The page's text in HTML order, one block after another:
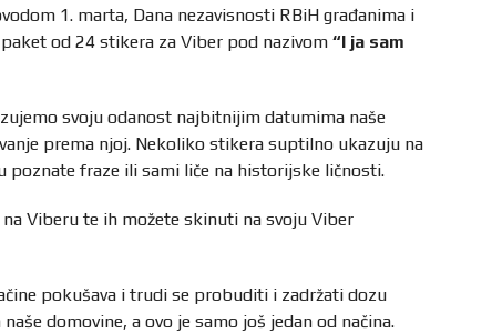
1. marta, Dana nezavisnosti RBiH građanima i
od 24 stikera za Viber pod nazivom “I ja sam
svoju odanost najbitnijim datumima naše
prema njoj. Nekoliko stikera suptilno ukazuju na
poznate fraze ili sami liče na historijske ličnosti.
Viberu te ih možete skinuti na svoju Viber
pokušava i trudi se probuditi i zadržati dozu
domovine, a ovo je samo još jedan od načina.